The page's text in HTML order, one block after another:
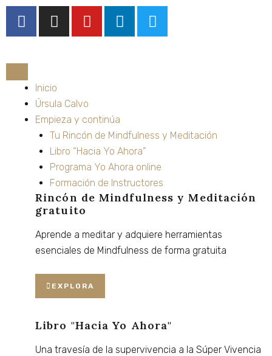
contenido
F
a
e
o
o
k
I
n
g
r
a
m
Y
o
e
L
i
n
T
w
Inicio
Úrsula Calvo
Empieza y continúa
Tu Rincón de Mindfulness y Meditación
Libro “Hacia Yo Ahora”
Programa Yo Ahora online
Formación de Instructores
Rincón de Mindfulness y Meditación
gratuito
Aprende a meditar y adquiere herramientas
esenciales de Mindfulness de forma gratuita
EXPLORA
Libro "Hacia Yo Ahora"
Una travesía de la supervivencia a la Súper Vivencia